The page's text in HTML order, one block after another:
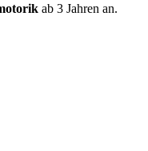
ab 3 Jahren an.